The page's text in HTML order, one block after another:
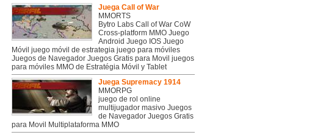
Juega Call of War
MMORTS
Bytro Labs Call of War CoW
Cross-platform MMO Juego
Android Juego IOS Juego
Móvil juego móvil de estrategia juego para móviles
Juegos de Navegador Juegos Gratis para Movil juegos
para móviles MMO de Estratégia Móvil y Tablet
Juega Supremacy 1914
MMORPG
juego de rol online
multijugador masivo Juegos
de Navegador Juegos Gratis
para Movil Multiplataforma MMO